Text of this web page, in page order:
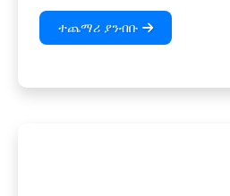
ተጨማሪ ያንብቡ